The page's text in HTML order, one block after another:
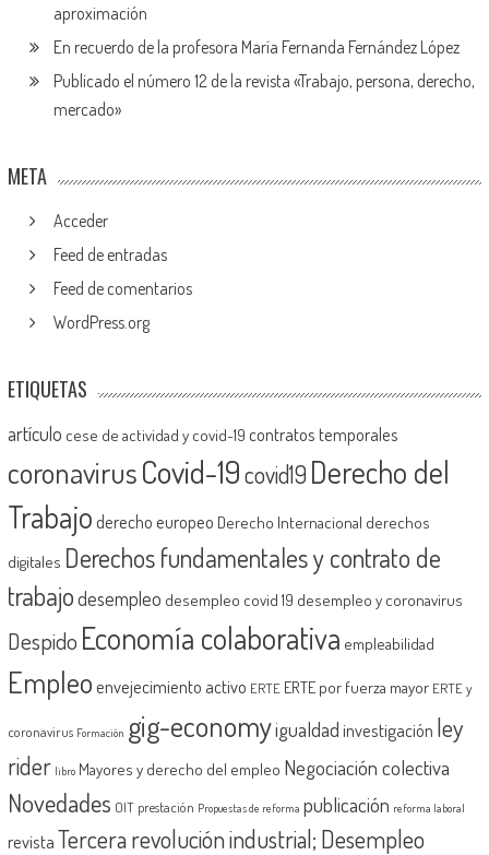
aproximación
En recuerdo de la profesora María Fernanda Fernández López
Publicado el número 12 de la revista «Trabajo, persona, derecho,
mercado»
META
Acceder
Feed de entradas
Feed de comentarios
WordPress.org
ETIQUETAS
artículo cese de actividad y covid-19 contratos temporales
coronavirusCovid-19covid19 Derecho del
Trabajoderecho europeo Derecho Internacional derechos
digitales Derechos fundamentales y contrato de
trabajodesempleo desempleo covid 19 desempleo y coronavirus
Despido Economía colaborativa empleabilidad
Empleoenvejecimiento activo ERTE ERTE por fuerza mayor ERTE y
coronavirus Formación gig-economyigualdadinvestigación ley
rider libro Mayores y derecho del empleo Negociación colectiva
Novedades OIT prestación Propuestas de reforma publicación reforma laboral
revistaTercera revolución industrial; Desempleo